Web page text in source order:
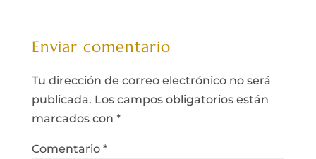
Enviar comentario
Tu dirección de correo electrónico no será
publicada. Los campos obligatorios están
marcados con *
Comentario *